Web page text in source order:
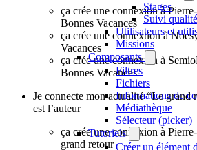
Stages
Suivi qualité
Utilisateurs et
Missions
Composants
Filtres
Fichiers
Informations de
Médiathèque
Sélecteur (picker)
Tutoriels
Créer un élément
ça crée une connexion à
Bonnes Vacances
ça crée une connextion à
Vacances
ça crée une connexion à
Bonnes Vacances
Je connecte mon actualité “Le grand
est l’auteur
ça crée une connexion à
grand retour